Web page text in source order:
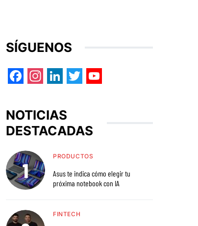
SÍGUENOS
NOTICIAS
DESTACADAS
PRODUCTOS
Asus te indica cómo elegir tu
próxima notebook con IA
FINTECH